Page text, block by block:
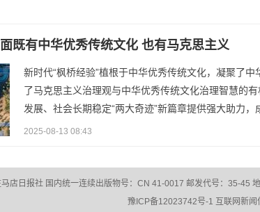
既有中华优秀传统文化 也有马克思主义
新时代“枫桥经验”植根于中华优秀传统文化，凝聚了
了马克思主义治理观与中华优秀传统文化治理智慧的
发展、社会长期稳定“两大奇迹”新篇章提供强大助力，
2025-08-13 08:43
店日报社 国内统一连续出版物号：CN 41-0017 邮发代号：35-45
豫ICP备12023742号-1 互联网新